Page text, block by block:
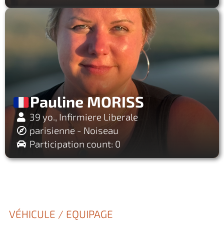
Pauline MORISS
39 yo., Infirmiere Liberale
parisienne - Noiseau
Participation count: 0
VÉHICULE / EQUIPAGE